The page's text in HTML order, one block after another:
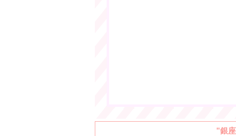
"銀